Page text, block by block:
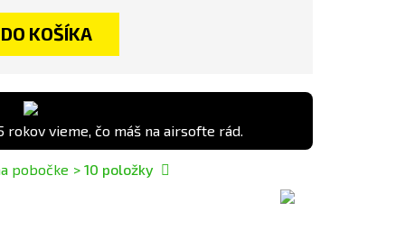
DO KOŠÍKA
rokov vieme, čo máš na airsofte rád.
pobočke > 10 položky